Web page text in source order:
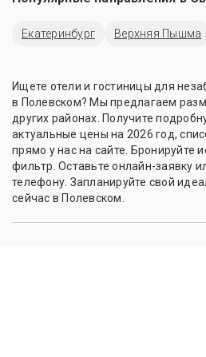
Екатеринбург Верхняя Пышма
Ищете отели и гостиницы для
в Полевском? Мы предлагаем
других районах. Получите
актуальные цены на 2026 год,
прямо у нас на сайте. Бронируйте
фильтр. Оставьте онлайн-заявку
телефону. Запланируйте свой
сейчас в Полевском.